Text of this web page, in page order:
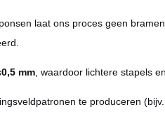
laat ons proces geen
0,5 mm , waardoor lichtere stapels
te produceren